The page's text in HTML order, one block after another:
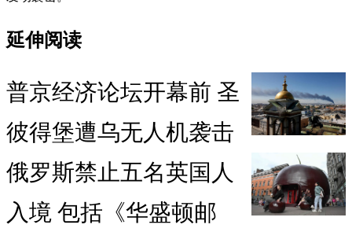
延伸阅读
普京经济论坛开幕前 圣
彼得堡遭乌无人机袭击
俄罗斯禁止五名英国人
入境 包括《华盛顿邮